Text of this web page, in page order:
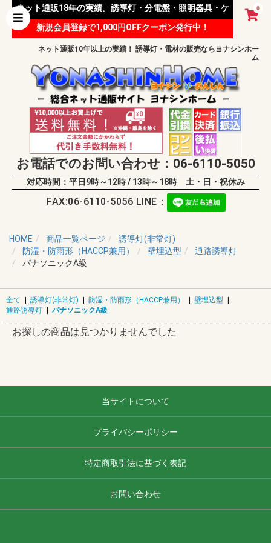
0
ネット通販18年の実績。誘導灯・分電盤・照明器具・ケ
ーブル等 様々な資材を取り扱っています。
新規会員登録で1,000円OFFクーポン発行中！
ネット通販10年以上の実績！ 誘導灯・電材の販売ならヨナシンホー
ム
お電話でのお問い合わせ：06-6110-5050
対応時間：平日9時～12時 / 13時～18時 土・日・祝休み
FAX:06-6110-5056 LINE：
HOME 商品一覧ページ
誘導灯(非常灯)
防湿・防雨形（HACCP兼用）
壁埋込型
通路誘導灯
パナソニックA級
全て | 誘導灯(非常灯) | 防湿・防雨形（HACCP兼用） | 壁埋込型 |
通路誘導灯 | パナソニックA級
お探しの商品は見つかりませんでした
当サイトについて
プライバシーポリシー
特定商取引法に基づく表記
お問い合わせ